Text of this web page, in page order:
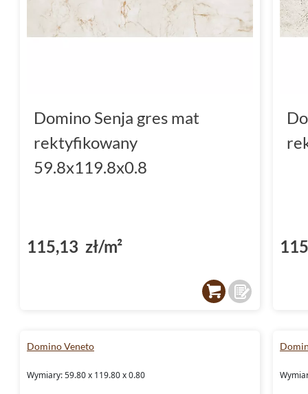
Domino Senja gres mat
rektyfikowany
59.8x119.8x0.8
115,13 zł/m²
Domino Veneto
Wymiary: 59.80 x 119.80 x 0.80